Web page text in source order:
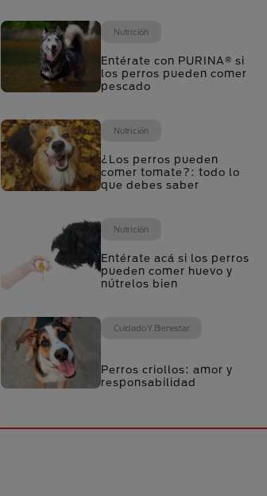
Nutrición
Entérate con PURINA® si
los perros pueden comer
pescado
Nutrición
¿Los perros pueden
comer tomate?: todo lo
que debes saber
Nutrición
Entérate acá si los perros
pueden comer huevo y
nútrelos bien
Cuidado Y Bienestar
Perros criollos: amor y
responsabilidad